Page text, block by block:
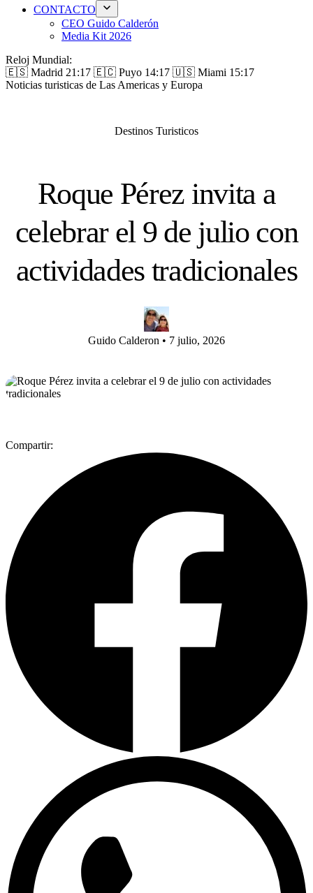
CONTACTO
CEO Guido Calderón
Media Kit 2026
Reloj Mundial:
🇪🇸 Madrid 21:17 🇪🇨 Puyo 14:17 🇺🇸 Miami 15:17
Noticias turisticas de Las Americas y Europa
Destinos Turisticos
Roque Pérez invita a
celebrar el 9 de julio con
actividades tradicionales
Guido Calderon • 7 julio, 2026
Compartir: